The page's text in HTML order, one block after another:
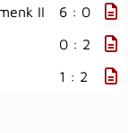
II
6 : 0
0 : 2
1 : 2